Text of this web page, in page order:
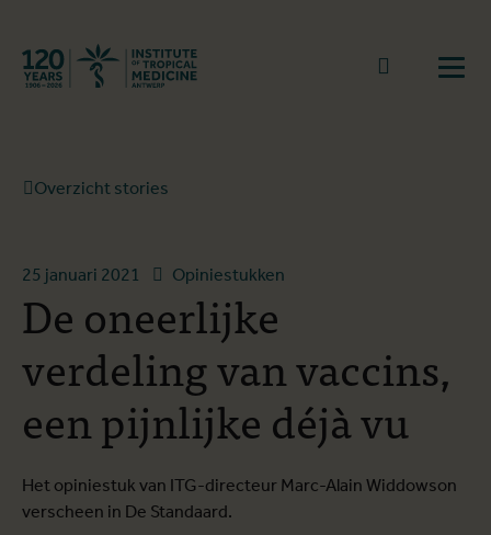
Terug naar start
Naar
Overzicht stories
25 januari 2021 Opiniestukken
De oneerlijke
verdeling van vaccins,
een pijnlijke déjà vu
Het opiniestuk van ITG-directeur Marc-Alain Widdowson
verscheen in De Standaard.